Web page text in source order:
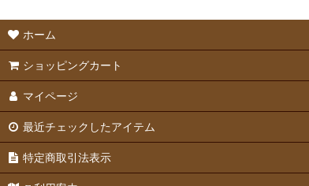
ホーム
ショッピングカート
マイページ
最近チェックしたアイテム
特定商取引法表示